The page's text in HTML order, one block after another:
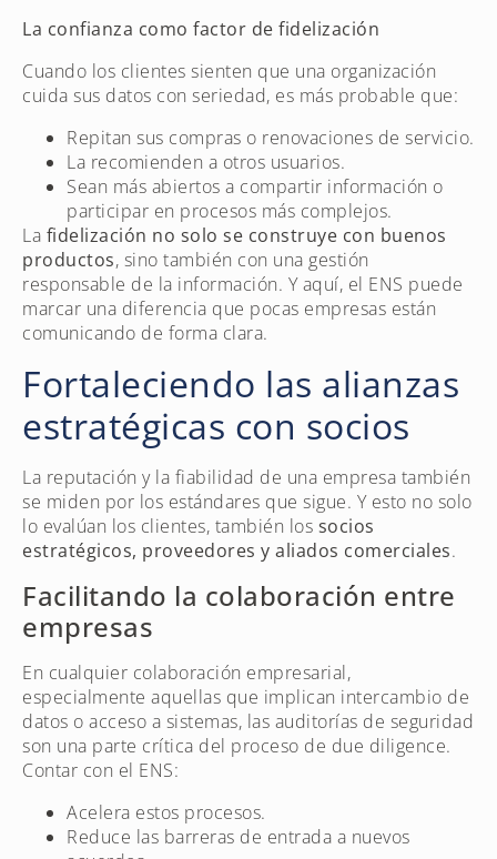
La confianza como factor de fidelización
Cuando los clientes sienten que una organización
cuida sus datos con seriedad, es más probable que:
Repitan sus compras o renovaciones de servicio.
La recomienden a otros usuarios.
Sean más abiertos a compartir información o
participar en procesos más complejos.
La fidelización no solo se construye con buenos
productos, sino también con una gestión
responsable de la información. Y aquí, el ENS puede
marcar una diferencia que pocas empresas están
comunicando de forma clara.
Fortaleciendo las alianzas
estratégicas con socios
La reputación y la fiabilidad de una empresa también
se miden por los estándares que sigue. Y esto no solo
lo evalúan los clientes, también los socios
estratégicos, proveedores y aliados comerciales.
Facilitando la colaboración entre
empresas
En cualquier colaboración empresarial,
especialmente aquellas que implican intercambio de
datos o acceso a sistemas, las auditorías de seguridad
son una parte crítica del proceso de due diligence.
Contar con el ENS:
Acelera estos procesos.
Reduce las barreras de entrada a nuevos